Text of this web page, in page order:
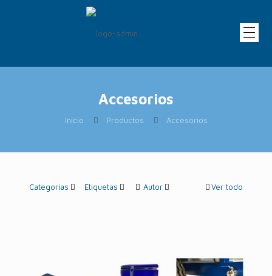
Accesorios
Inicio Productos Accesorios
Categorías Etiquetas Autor Ver todo